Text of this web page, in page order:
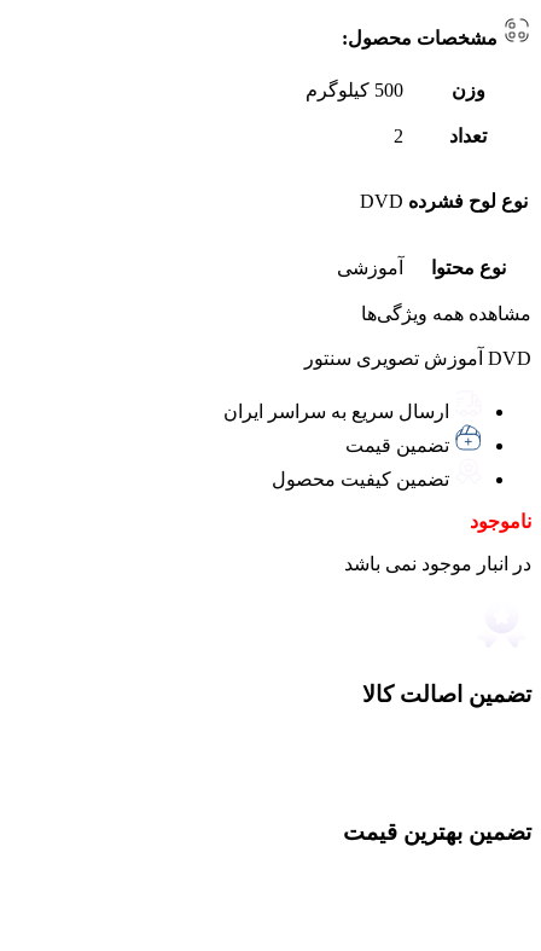
مشخصات محصول:
وزن 500 کیلوگرم
تعداد 2
نوع لوح فشرده DVD
نوع محتوا آموزشی
مشاهده همه ویژگی‌ها
DVD آموزش تصویری سنتور
ارسال سریع به سراسر ایران
تضمین قیمت
تضمین کیفیت محصول
ناموجود
در انبار موجود نمی باشد
تضمین اصالت کالا
تضمین بهترین قیمت